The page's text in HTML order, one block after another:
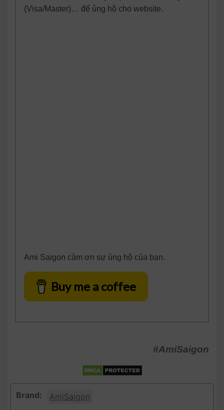
(Visa/Master)… để ủng hộ cho website.
Ami Saigon cảm ơn sự ủng hộ của bạn.
Buy me a coffee
#AmiSaigon
Brand: AmiSaigon